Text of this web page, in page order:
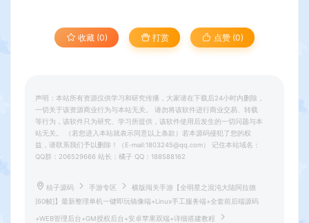
收藏 (0) 打赏 点赞 (0)
声明：本站所有资源仅供学习和研究传播，大家请在下载后24小时内删除，
一切关于该资源商业行为与本站无关。 请勿将该软件进行商业交易、转载
等行为，该软件只为研究、学习所提供，该软件使用后发生的一切问题与本
站无关。 （若您进入本站就表示同意以上条款）若本源码侵犯了您的权
益，请联系我们予以删除！（E-mail:1803245@qq.com） 记住本站域名：
QQ群：206529666 站长：橘子 QQ：188588162
桔子源码 手游专区
横版闯关手游【全明星之混沌大陆阿拉德
[60帧]】最新整理单机一键即玩镜像端+Linux手工服务端+全套前后端源码
+WEB管理后台+GM授权后台+安卓苹果双端+详细搭建教程